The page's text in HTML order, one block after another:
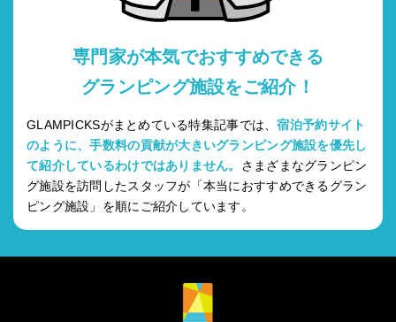
専門家が本気でおすすめできる
グランピング施設をご紹介！
GLAMPICKSがまとめている特集記事では、宿泊予約サイト
のように、手数料の貢献が大きいグランピング施設を優先し
て紹介しているわけではありません。 さまざまなグランピン
グ施設を訪問したスタッフが「本当におすすめできるグラン
ピング施設」を順にご紹介しています。